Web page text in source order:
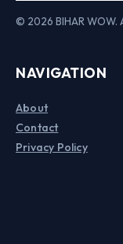
© 2026 BIHAR
NAVIGATION
About
Contact
Privacy Policy